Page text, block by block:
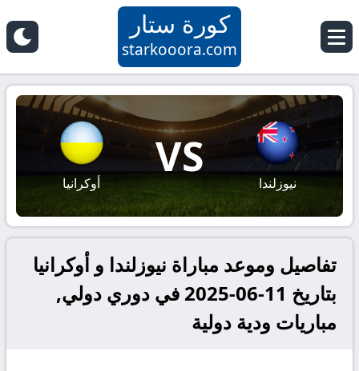
كورة ستار
starkooora.com
نيوزلندا
VS
أوكرانيا
تفاصيل وموعد مباراة نيوزلندا و أوكرانيا
بتاريخ 11-06-2025 في دوري دولي,
مباريات ودية دولية